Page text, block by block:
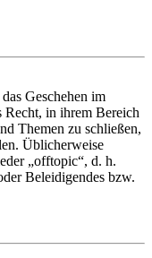
Geschehen im
Recht, in ihrem Bereich
Themen zu schließen,
Üblicherweise
„offtopic“, d. h.
Beleidigendes bzw.